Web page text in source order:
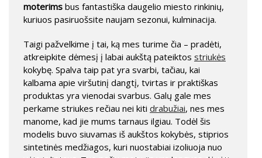
moterims bus fantastiška daugelio miesto rinkinių,
kuriuos pasiruošsite naujam sezonui, kulminacija.
Taigi pažvelkime į tai, ką mes turime čia – pradėti,
atkreipkite dėmesį į labai aukštą pateiktos striukės
kokybę. Spalva taip pat yra svarbi, tačiau, kai
kalbama apie viršutinį dangtį, tvirtas ir praktiškas
produktas yra vienodai svarbus. Galų gale mes
perkame striukes rečiau nei kiti drabužiai, nes mes
manome, kad jie mums tarnaus ilgiau. Todėl šis
modelis buvo siuvamas iš aukštos kokybės, stiprios
sintetinės medžiagos, kuri nuostabiai izoliuoja nuo